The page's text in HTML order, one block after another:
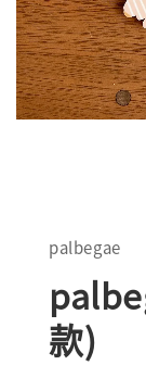
palbegae
款)